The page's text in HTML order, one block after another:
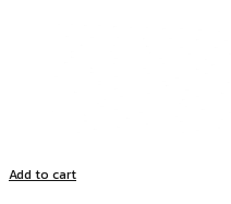
Add to cart